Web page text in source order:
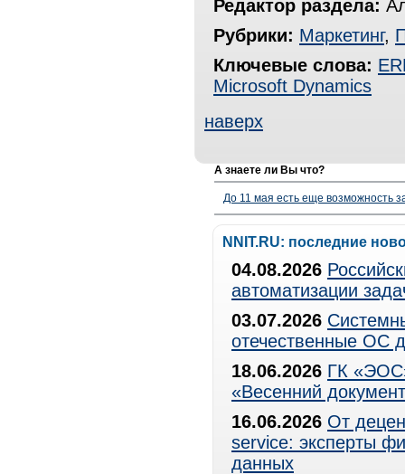
Редактор раздела:
Рубрики: Маркетинг,
Ключевые слова:
Microsoft Dynamics
наверх
А знаете ли Вы что?
До 11 мая есть еще возможность
NNIT.RU: последние
04.08.2026
автоматизации
03.07.2026
отечественные ОС
18.06.2026 ГК
«Весенний
16.06.2026 От
service: эксперты
данных